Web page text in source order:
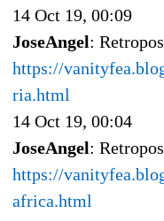
14 Oct 19, 00:09
JoseAngel:
https://
ria.html
14 Oct 19, 00:04
JoseAngel:
https://
africa.html